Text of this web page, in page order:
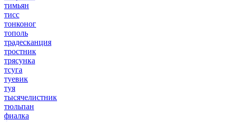
тимьян
тисс
тонконог
тополь
традесканция
тростник
трясунка
тсуга
туевик
туя
тысячелистник
тюльпан
фиалка